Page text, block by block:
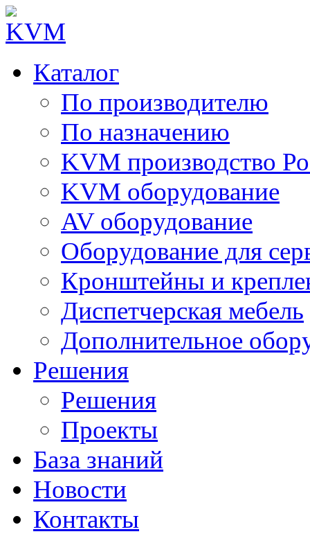
Каталог
По производителю
По назначению
KVM производство
KVM оборудование
AV оборудование
Оборудование для
Кронштейны и
Диспетчерская мебель
Дополнительное
Решения
Решения
Проекты
База знаний
Новости
Контакты